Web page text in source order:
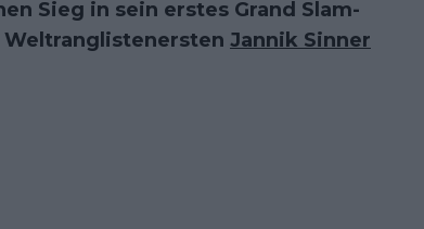
Sieg in sein erstes Grand Slam-
Jannik Sinner